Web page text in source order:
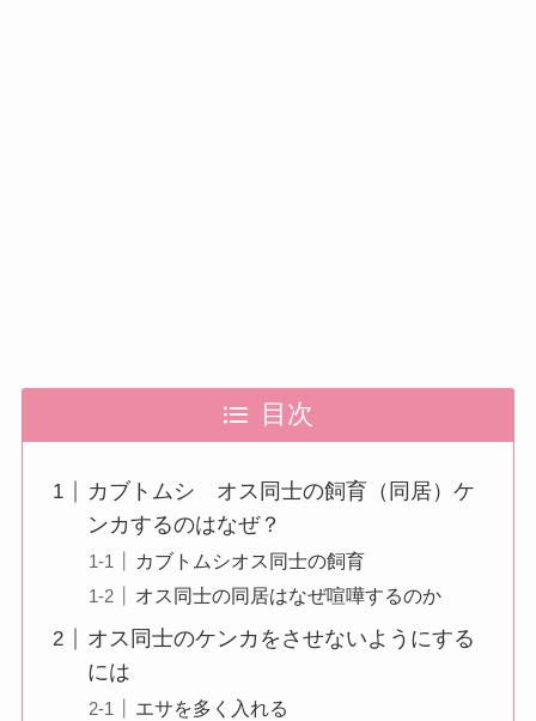
目次
カブトムシ オス同士の飼育（同居）ケ
ンカするのはなぜ？
カブトムシオス同士の飼育
オス同士の同居はなぜ喧嘩するのか
オス同士のケンカをさせないようにする
には
エサを多く入れる